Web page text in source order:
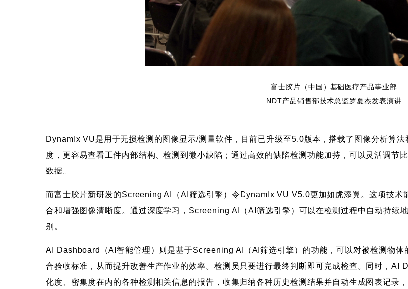
富士胶片（中国）基础医疗产品事业部
NDT产品销售部技术总监罗夏杰发表演讲
DynamIx VU是用于无损检测的图像显示/测量软件，目前已升级至5.0版本，搭载了图像分析算
度，更容易查看工件内部结构、检测到微小缺陷；通过高效的缺陷检测功能加持，可以灵活调节
数据。
而富士胶片新研发的Screening AI（AI筛选引擎）令DynamIx VU V5.0更加如虎添翼。这项技术
合和增强图像清晰度。通过深度学习，Screening AI（AI筛选引擎）可以在检测过程中自动持续
别。
AI Dashboard（AI智能管理）则是基于Screening AI（AI筛选引擎）的功能，可以对被检测物体
合验收标准，从而提升改善生产作业的效率。检测员只要进行最终判断即可完成检查。同时，AI
化度、密集度在内的各种检测相关信息的报告，收集归纳各种历史检测结果并自动生成图表记录